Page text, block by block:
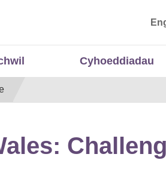
a Data Cymru
Cyhoeddiadau